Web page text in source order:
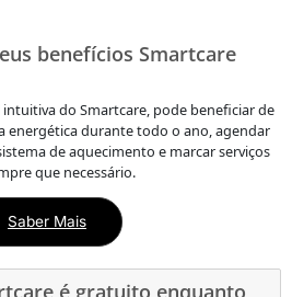
benefícios Smartcare
do Smartcare, pode beneficiar de
energética durante todo o ano, agendar
de aquecimento e marcar serviços
que necessário.
Saber Mais
é gratuito enquanto